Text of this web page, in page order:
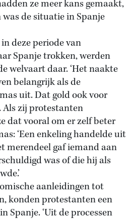
ze meer kans gemaakt,
de situatie in Spanje
deze periode van
Spanje trokken, werden
welvaart daar. ‘Het naakte
belangrijk als de
uit. Dat gold ook voor
Als zij protestanten
dat vooral om er zelf beter
‘Een enkeling handelde uit
merendeel gaf iemand aan
was of die hij als
aanleidingen tot
konden protestanten een
Spanje. ‘Uit de processen